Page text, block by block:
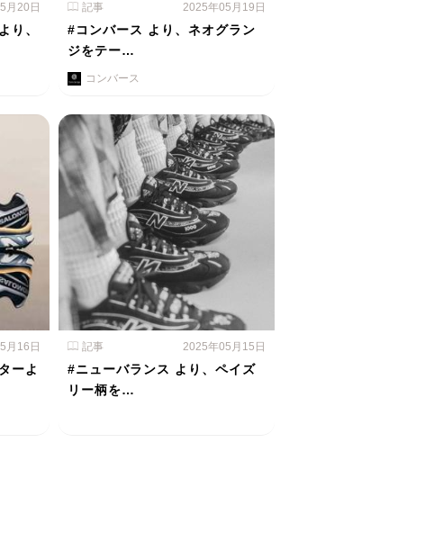
月20日
り、
記事 2025年05月19日
#コンバース より、ネオグラン
ジをテー…
コンバース
月16日
ーよ
記事 2025年05月15日
#ニューバランス より、ペイズ
リー柄を…